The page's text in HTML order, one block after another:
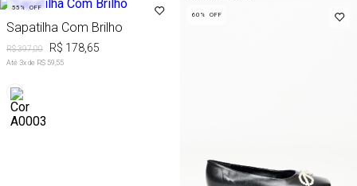
55% OFF
Sapatilha Com Brilho
R$ 397,00 R$ 178,65
Até 3x de R$ 59,55
60% OFF